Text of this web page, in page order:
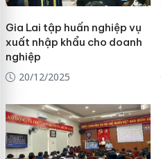
Gia Lai tập huấn nghiệp vụ
xuất nhập khẩu cho doanh
nghiệp
20/12/2025